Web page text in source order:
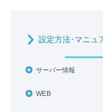
設定方法･ マニュ
サーバー情報
WEB